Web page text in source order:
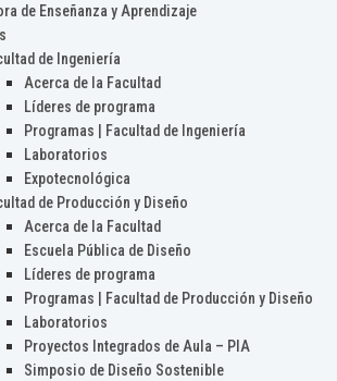
de Enseñanza y Aprendizaje
de Ingeniería
Acerca de la Facultad
Líderes de programa
Programas | Facultad de Ingeniería
Laboratorios
Expotecnológica
de Producción y Diseño
Acerca de la Facultad
Escuela Pública de Diseño
Líderes de programa
Programas | Facultad de Producción y Diseño
Laboratorios
Proyectos Integrados de Aula – PIA
Simposio de Diseño Sostenible